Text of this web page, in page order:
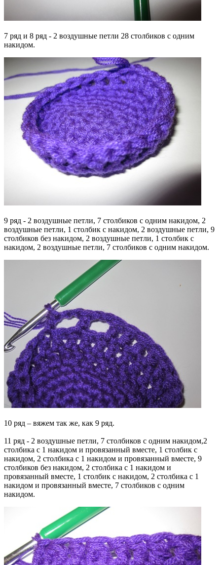
7 ряд и 8 ряд - 2 воздушные петли 28 столбиков с одним
накидом.
9 ряд - 2 воздушные петли, 7 столбиков с одним накидом, 2
воздушные петли, 1 столбик с накидом, 2 воздушные петли, 9
столбиков без накидом, 2 воздушные петли, 1 столбик с
накидом, 2 воздушные петли, 7 столбиков с одним накидом.
10 ряд – вяжем так же, как 9 ряд.
11 ряд - 2 воздушные петли, 7 столбиков с одним накидом,2
столбика с 1 накидом и провязанный вместе, 1 столбик с
накидом, 2 столбика с 1 накидом и провязанный вместе, 9
столбиков без накидом, 2 столбика с 1 накидом и
провязанный вместе, 1 столбик с накидом, 2 столбика с 1
накидом и провязанный вместе, 7 столбиков с одним
накидом.